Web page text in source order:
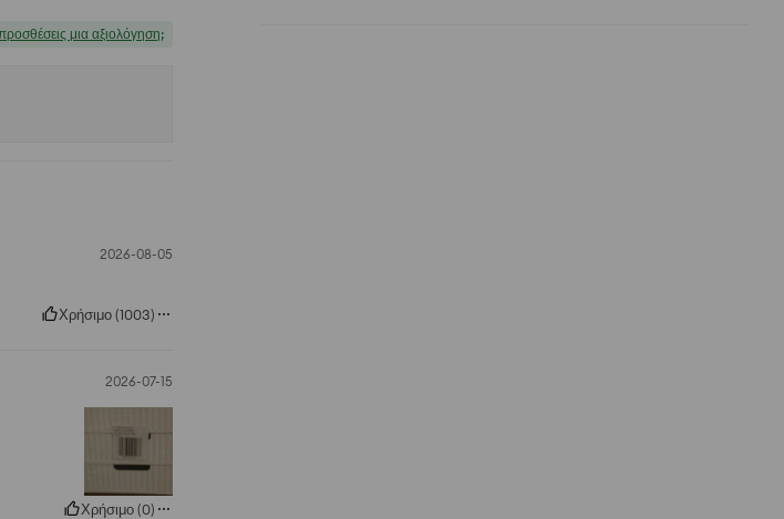
μια αξιολόγηση;
2026-08-05
Χρήσιμο(1003)
2026-07-15
Χρήσιμο(0)